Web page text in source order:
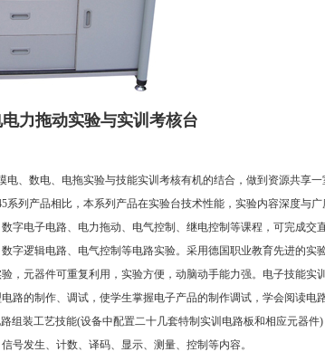
力拖动实验与实训考核台
、数电、电拖实验与技能实训考核有机的结合，做到资源共享一
列产品相比，本系列产品在实验台技术性能，实验内容深度与广
字电子电路、电力拖动、电气控制、继电控制等课程，可完成交
字逻辑电路、电气控制等电路实验。采用德国职业教育先进的实
，元器件可重复利用，实验方便，动脑动手能力强。电子技能实
路的制作、调试，使学生掌握电子产品的制作调试，学会阅读电
组装工艺技能(设备中配置二十几套特制实训电路板和相应元器件
号发生、计数、译码、显示、测量、控制等内容。